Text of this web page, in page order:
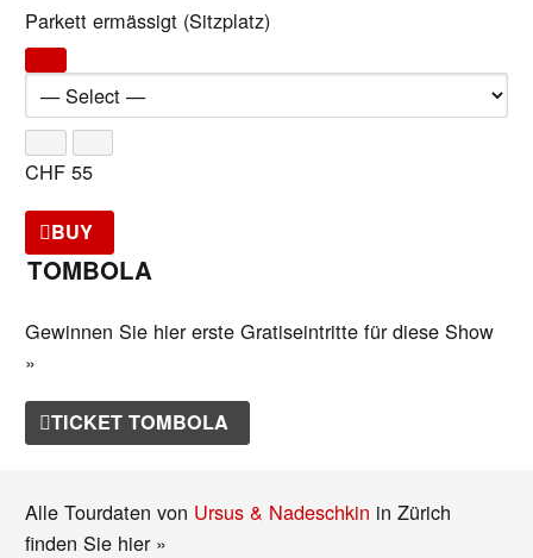
Parkett ermässigt (Sitzplatz)
CHF 55
BUY
TOMBOLA
Gewinnen Sie hier erste Gratiseintritte für diese Show
»
TICKET TOMBOLA
Alle Tourdaten von Ursus & Nadeschkin in Zürich
finden Sie hier »